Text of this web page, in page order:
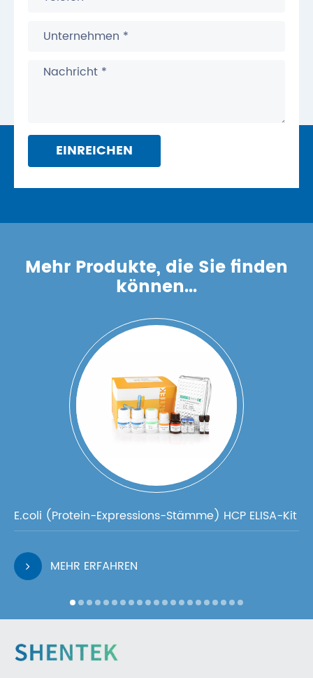
EINREICHEN
Mehr Produkte, die Sie finden
können...
E.coli (Protein-Expressions-Stämme) HCP ELISA-Kit
MEHR ERFAHREN